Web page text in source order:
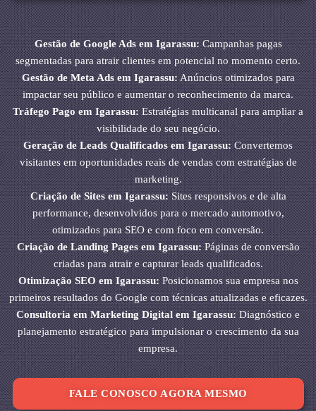
Gestão de Google Ads em Igarassu:Campanhas pagas
segmentadas para atrair clientes em potencial no momento certo.
Gestão de Meta Ads em Igarassu:Anúncios otimizados para
impactar seu público e aumentar o reconhecimento da marca.
Tráfego Pago em Igarassu:Estratégias multicanal para ampliar a
visibilidade do seu negócio.
Geração de Leads Qualificados em Igarassu:Convertemos
visitantes em oportunidades reais de vendas com estratégias de
marketing.
Criação de Sites em Igarassu:Sites responsivos e de alta
performance, desenvolvidos para o mercado automotivo,
otimizados para SEO e com foco em conversão.
Criação de Landing Pages em Igarassu:Páginas de conversão
criadas para atrair e capturar leads qualificados.
Otimização SEO em Igarassu:Posicionamos sua empresa nos
primeiros resultados do Google com técnicas atualizadas e eficazes.
Consultoria em Marketing Digital em Igarassu:Diagnóstico e
planejamento estratégico para impulsionar o crescimento da sua
empresa.
FALE CONOSCO AGORA MESMO